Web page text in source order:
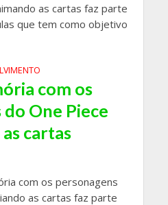
as cartas faz parte
que tem como objetivo
com os
One Piece
cartas
com os personagens
as cartas faz parte